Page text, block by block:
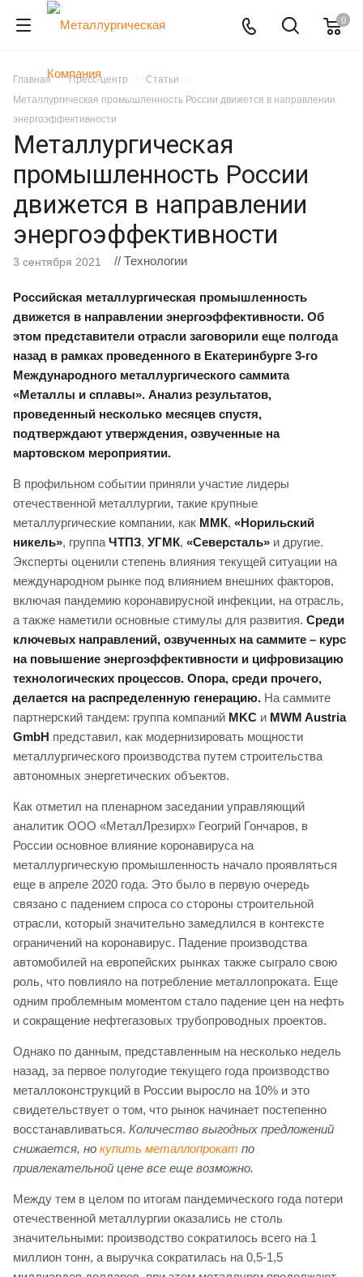
0
Главная Пресс-центр
Статьи
Металлургическая промышленность России движется в направлении
энергоэффективности
Металлургическая
промышленность России
движется в направлении
энергоэффективности
3 сентября 2021 // Технологии
Российская металлургическая промышленность
движется в направлении энергоэффективности. Об
этом представители отрасли заговорили еще полгода
назад в рамках проведенного в Екатеринбурге 3-го
Международного металлургического саммита
«Металлы и сплавы». Анализ результатов,
проведенный несколько месяцев спустя,
подтверждают утверждения, озвученные на
мартовском мероприятии.
В профильном событии приняли участие лидеры
отечественной металлургии, такие крупные
металлургические компании, как ММК, «Норильский
никель», группа ЧТПЗ, УГМК, «Северсталь» и другие.
Эксперты оценили степень влияния текущей ситуации на
международном рынке под влиянием внешних факторов,
включая пандемию коронавирусной инфекции, на отрасль,
а также наметили основные стимулы для развития. Среди
ключевых направлений, озвученных на саммите – курс
на повышение энергоэффективности и цифровизацию
технологических процессов. Опора, среди прочего,
делается на распределенную генерацию. На саммите
партнерский тандем: группа компаний MKC и MWM Austria
GmbH представил, как модернизировать мощности
металлургического производства путем строительства
автономных энергетических объектов.
Как отметил на пленарном заседании управляющий
аналитик ООО «МеталЛрезирх» Геогрий Гончаров, в
России основное влияние коронавируса на
металлургическую промышленность начало проявляться
еще в апреле 2020 года. Это было в первую очередь
связано с падением спроса со стороны строительной
отрасли, который значительно замедлился в контексте
ограничений на коронавирус. Падение производства
автомобилей на европейских рынках также сыграло свою
роль, что повлияло на потребление металлопроката. Еще
одним проблемным моментом стало падение цен на нефть
и сокращение нефтегазовых трубопроводных проектов.
Однако по данным, представленным на несколько недель
назад, за первое полугодие текущего года производство
металлоконструкций в России выросло на 10% и это
свидетельствует о том, что рынок начинает постепенно
восстанавливаться. Количество выгодных предложений
снижается, но купить металлопрокат по
привлекательной цене все еще возможно.
Между тем в целом по итогам пандемического года потери
отечественной металлургии оказались не столь
значительными: производство сократилось всего на 1
миллион тонн, а выручка сократилась на 0,5-1,5